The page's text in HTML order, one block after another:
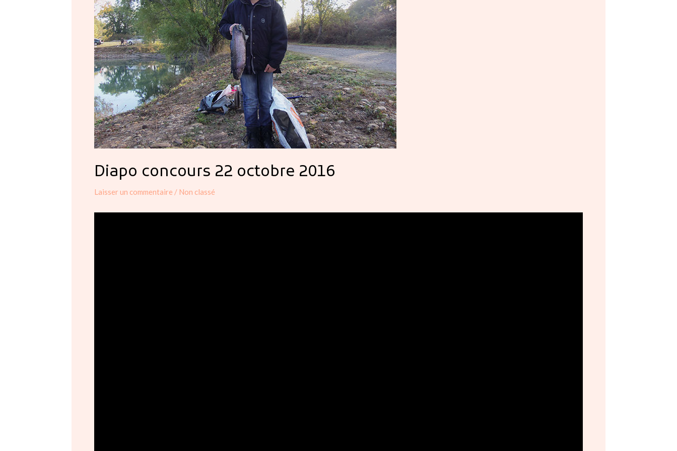
Diapo concours 22 octobre 2016
Laisser un commentaire / Non classé